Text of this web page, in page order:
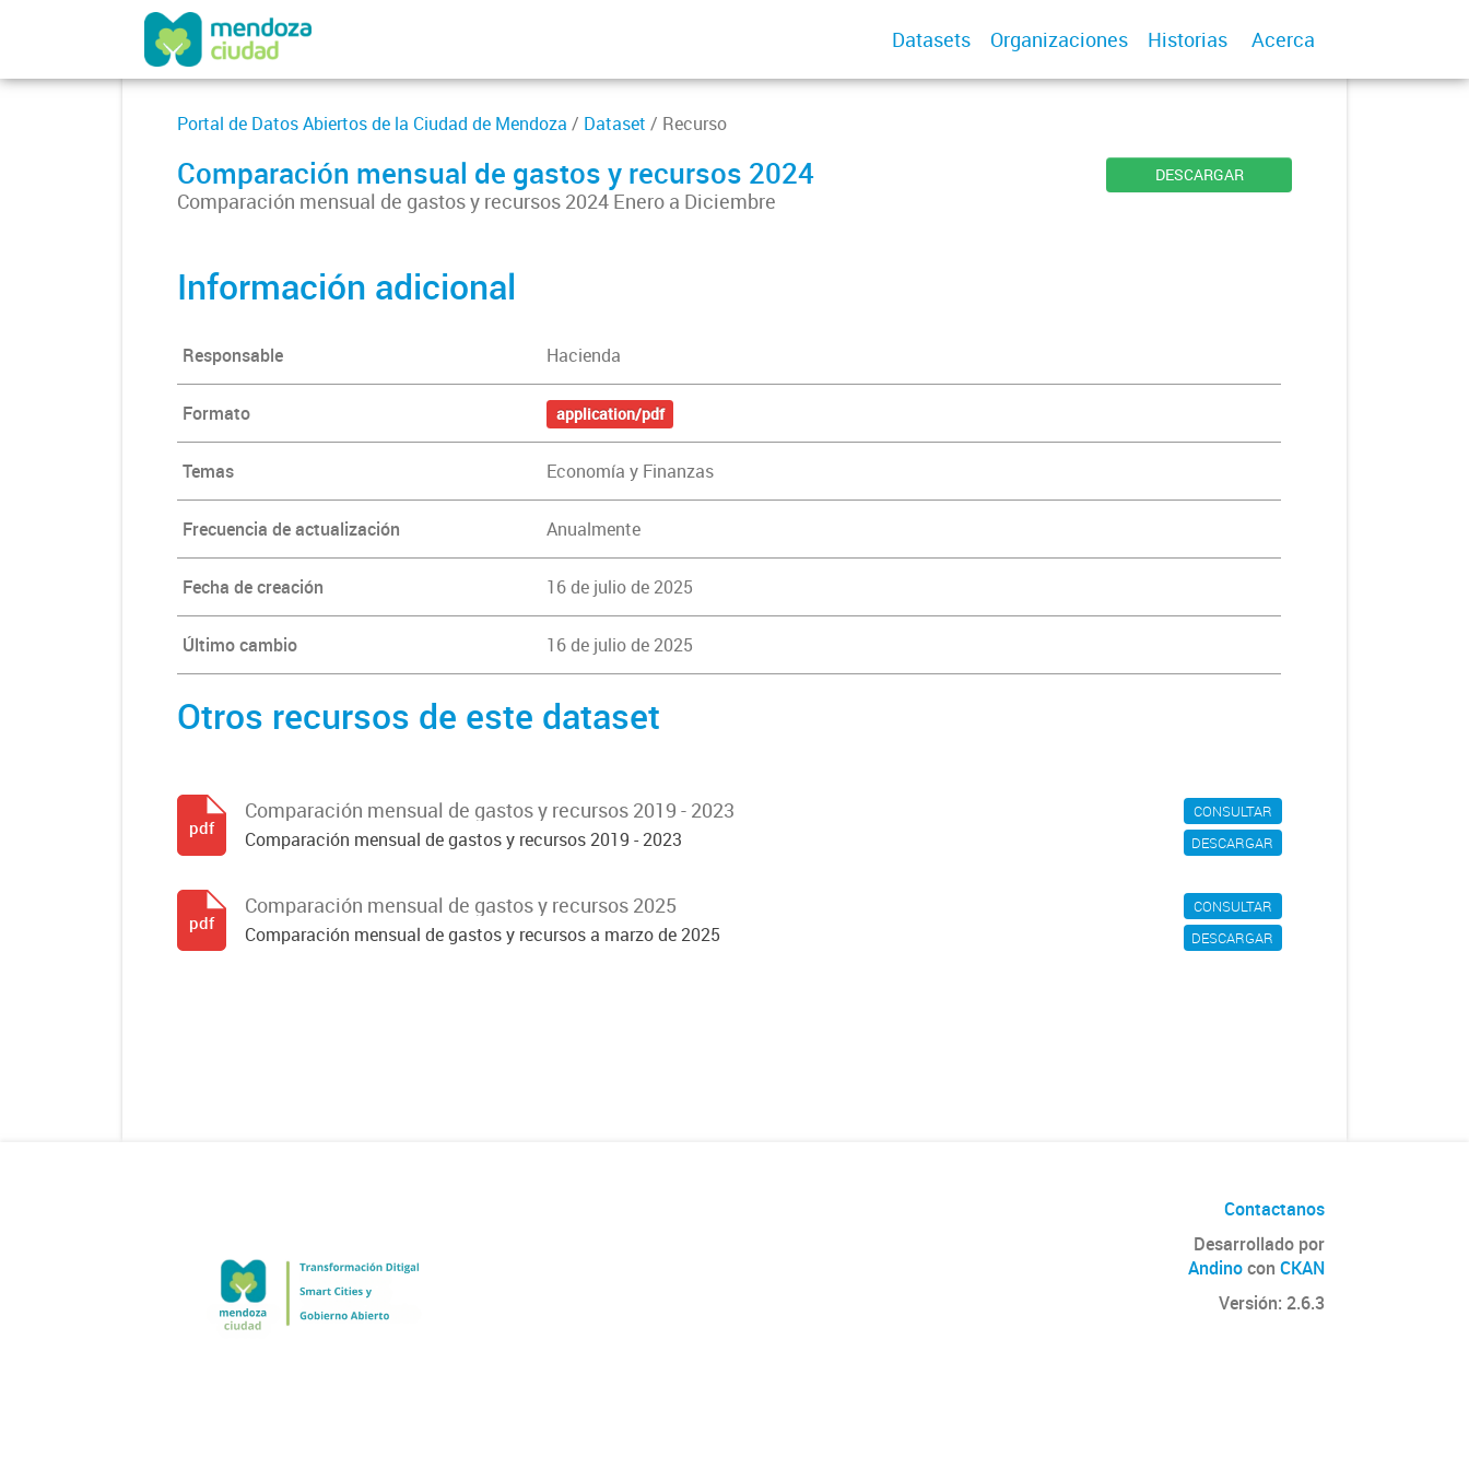
Datasets Organizaciones Historias Acerca
Portal de Datos Abiertos de la Ciudad de Mendoza / Dataset / Recurso
Comparación mensual de gastos y recursos 2024
Comparación mensual de gastos y recursos 2024 Enero a Diciembre
DESCARGAR
Información adicional
Responsable Hacienda
Formato application/pdf
Temas Economía y Finanzas
Frecuencia de actualización Anualmente
Fecha de creación 16 de julio de 2025
Último cambio 16 de julio de 2025
Otros recursos de este dataset
CONSULTAR
DESCARGAR
Comparación mensual de gastos y recursos 2019 - 2023
Comparación mensual de gastos y recursos 2019 - 2023
pdf
CONSULTAR
DESCARGAR
Comparación mensual de gastos y recursos 2025
Comparación mensual de gastos y recursos a marzo de 2025
pdf
Contactanos
Desarrollado por
Andinocon CKAN
Versión: 2.6.3